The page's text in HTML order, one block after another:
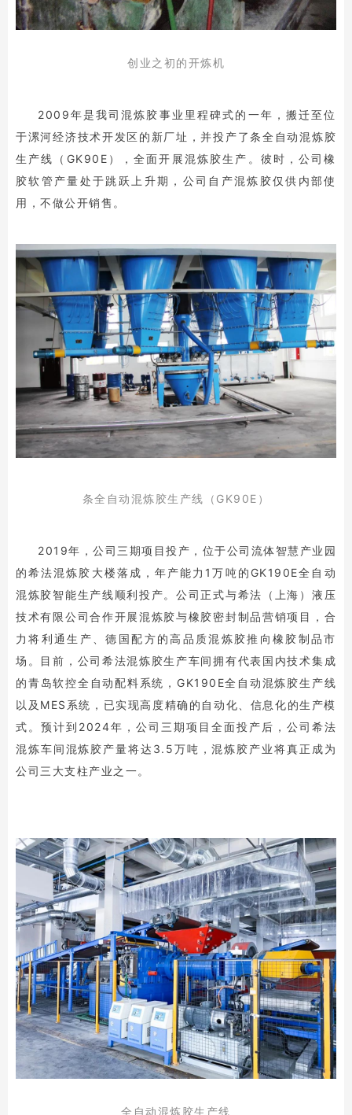
创业之初的开炼机
2009年是我司混炼胶事业里程碑式的一年，搬迁至位
于漯河经济技术开发区的新厂址，并投产了条全自动混炼胶
生产线（GK90E），全面开展混炼胶生产。彼时，公司橡
胶软管产量处于跳跃上升期，公司自产混炼胶仅供内部使
用，不做公开销售。
条全自动混炼胶生产线（GK90E）
2019年，公司三期项目投产，位于公司流体智慧产业园
的希法混炼胶大楼落成，年产能力1万吨的GK190E全自动
混炼胶智能生产线顺利投产。公司正式与希法（上海）液压
技术有限公司合作开展混炼胶与橡胶密封制品营销项目，合
力将利通生产、德国配方的高品质混炼胶推向橡胶制品市
场。目前，公司希法混炼胶生产车间拥有代表国内技术集成
的青岛软控全自动配料系统，GK190E全自动混炼胶生产线
以及MES系统，已实现高度精确的自动化、信息化的生产模
式。预计到2024年，公司三期项目全面投产后，公司希法
混炼车间混炼胶产量将达3.5万吨，混炼胶产业将真正成为
公司三大支柱产业之一。
全自动混炼胶生产线